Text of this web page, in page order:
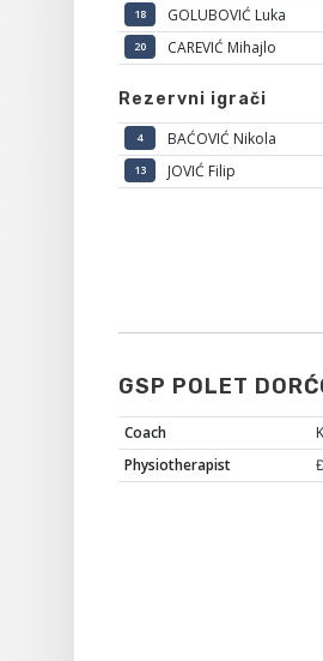
18 GOLUBOVIĆ Luka
20 CAREVIĆ Mihajlo
Rezervni igrači
4 BAĆOVIĆ Nikola
13 JOVIĆ Filip
GSP POLET
Coach
Physiotherapist